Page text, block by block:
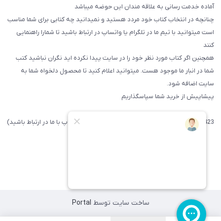
آماده خدمت رسانی به علاقه مندان این حوضه میباشد
چنانچه در انتخاب کتاب خود مردد هستید و نمیدانید چه کتابی برای شما مناسب
است میتوانید با تیم ما در تلگرام یا واتساپ در ارتباط باشید تا شما‌را راهنمایی
کنند
همچنین اگر کتاب مورد نظر خود را در سایت پیدا نکرده اید نگران نباشید کتب
شما در انبار ما موجود هست. میتوانید اعلام کنید تا محصول دلخواه شما به
سایت اضافه شود.
پیشاپیش از خرید شما سپاسگذاریم
09371742423 (لطفا فقط پیامک داده و یا از طریق واتساپ با ما در ارتباط باشید)
ساخت سایت توسط Portal